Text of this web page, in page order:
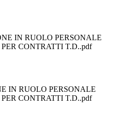
IN RUOLO PERSONALE
CONTRATTI T.D..pdf
IN RUOLO PERSONALE
CONTRATTI T.D..pdf